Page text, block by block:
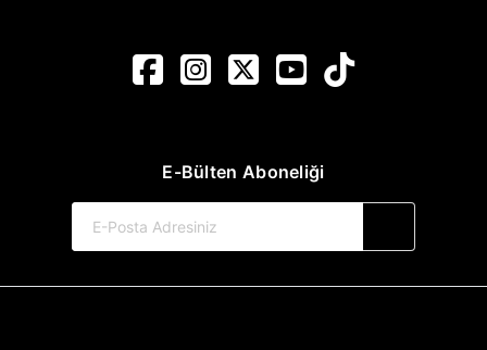
E-Bülten Aboneliği